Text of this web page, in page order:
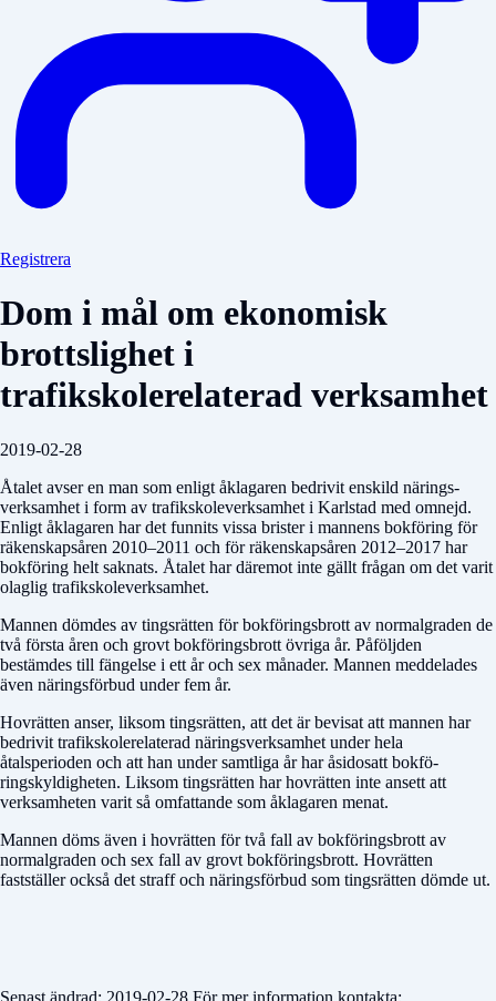
Registrera
Dom i mål om ekonomisk
brottslighet i
trafikskolerelaterad verksamhet
2019-02-28
Åtalet avser en man som enligt åklagaren bedrivit enskild närings-
verksamhet i form av trafikskoleverksamhet i Karlstad med omnejd.
Enligt åklagaren har det funnits vissa brister i mannens bokföring för
räkenskapsåren 2010–2011 och för räkenskapsåren 2012–2017 har
bokföring helt saknats. Åtalet har däremot inte gällt frågan om det varit
olaglig trafikskoleverksamhet.
Mannen dömdes av tingsrätten för bokföringsbrott av normalgraden de
två första åren och grovt bokföringsbrott övriga år. Påföljden
bestämdes till fängelse i ett år och sex månader. Mannen meddelades
även näringsförbud under fem år.
Hovrätten anser, liksom tingsrätten, att det är bevisat att mannen har
bedrivit trafikskolerelaterad näringsverksamhet under hela
åtalsperioden och att han under samtliga år har åsidosatt bokfö-
ringskyldigheten. Liksom tingsrätten har hovrätten inte ansett att
verksamheten varit så omfattande som åklagaren menat.
Mannen döms även i hovrätten för två fall av bokföringsbrott av
normalgraden och sex fall av grovt bokföringsbrott. Hovrätten
fastställer också det straff och näringsförbud som tingsrätten dömde ut.
Senast ändrad: 2019-02-28 För mer information kontakta: